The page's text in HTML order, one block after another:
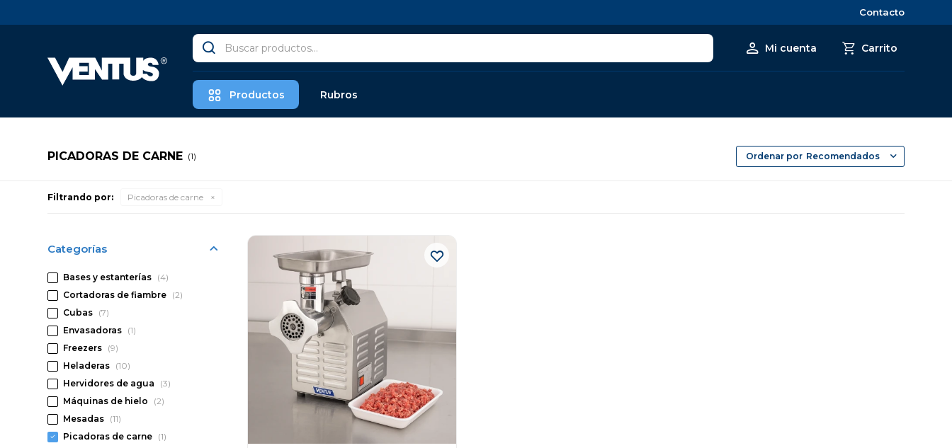
Productos Rubros
Contacto
PICADORAS DE CARNE (1) Recomendados
Filtrando por: Picadoras de carne
Categorías
Bases y estanterías (4)
Cortadoras de fiambre (2)
Cubas (7)
Envasadoras (1)
Freezers (9)
Heladeras (10)
Hervidores de agua
(3)
Máquinas de hielo
(2)
Mesadas (11)
Picadoras de carne (1)